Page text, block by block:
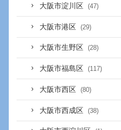
大阪市淀川区 (47)
大阪市港区 (29)
大阪市生野区 (28)
大阪市福島区 (117)
大阪市西区 (80)
大阪市西成区 (38)